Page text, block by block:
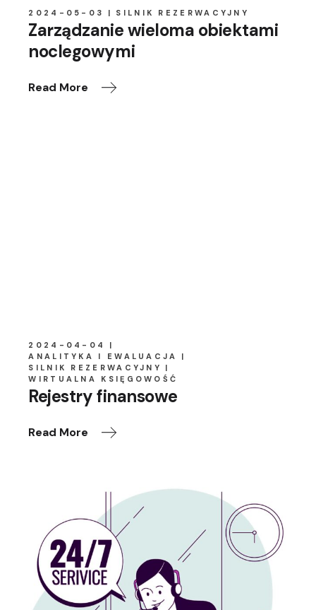
2024-05-03 SILNIK REZERWACYJNY
Zarządzanie wieloma obiektami
noclegowymi
Read More
2024-04-04
ANALITYKA I EWALUACJA
SILNIK REZERWACYJNY
WIRTUALNA KSIĘGOWOŚĆ
Rejestry finansowe
Read More